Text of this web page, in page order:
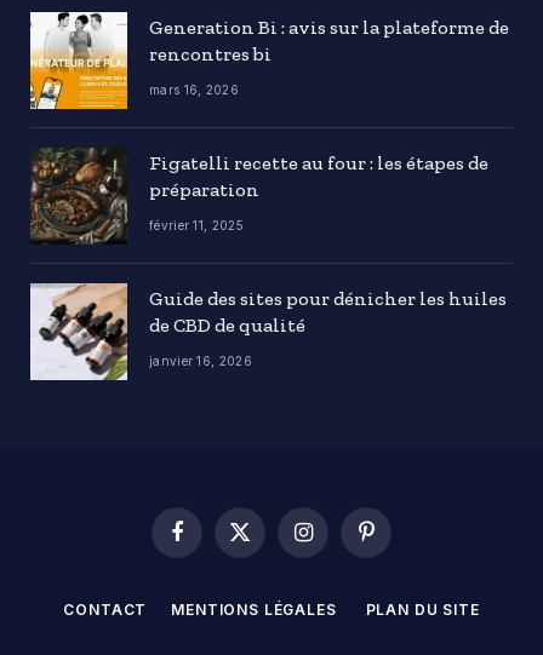
Generation Bi : avis sur la plateforme de
rencontres bi
mars 16, 2026
Figatelli recette au four : les étapes de
préparation
février 11, 2025
Guide des sites pour dénicher les huiles
de CBD de qualité
janvier 16, 2026
Facebook
X
InstagramPinterest
CONTACT MENTIONS LÉGALES PLAN DU SITE